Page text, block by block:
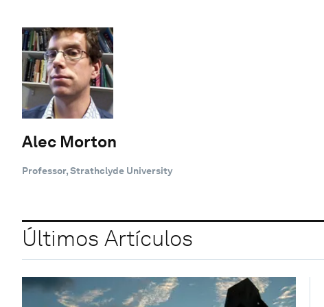
Alec Morton
Professor, Strathclyde University
Últimos Artículos